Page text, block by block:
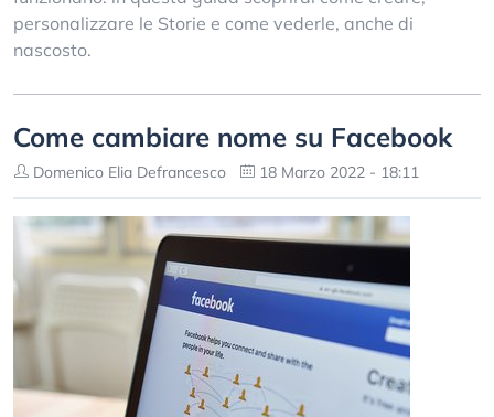
personalizzare le Storie e come vederle, anche di
nascosto.
Come cambiare nome su Facebook
Domenico Elia Defrancesco 18 Marzo 2022 - 18:11